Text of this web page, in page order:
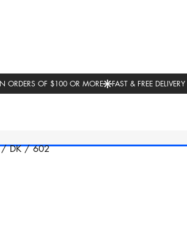
/ DK / 602